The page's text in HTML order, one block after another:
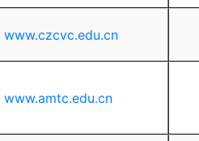
www.czcvc.edu.cn
www.amtc.edu.cn